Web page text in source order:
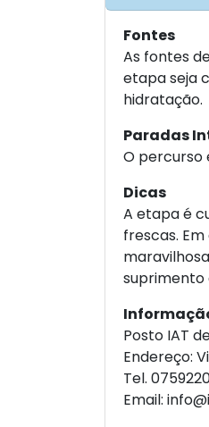
Fontes
As fontes
etapa seja
hidratação.
Paradas
O percurso
Dicas
A etapa é
frescas.
suprimento
Posto IAT
Endereço:
Tel.
Email: